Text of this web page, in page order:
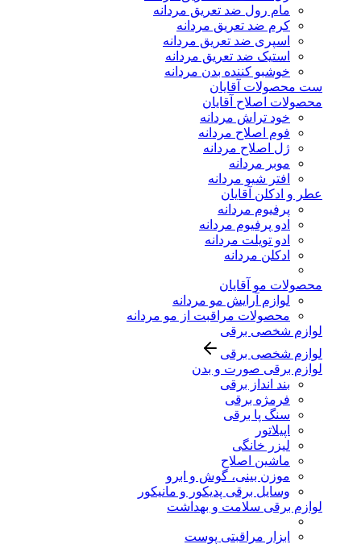
مام رول ضد تعریق مردانه
کرم ضد تعریق مردانه
اسپری ضد تعریق مردانه
استیک ضد تعریق مردانه
خوشبو کننده بدن مردانه
ست محصولات آقایان
محصولات اصلاح آقایان
خود تراش مردانه
فوم اصلاح مردانه
ژل اصلاح مردانه
موبر مردانه
افتر شیو مردانه
عطر و ادکلن آقایان
پرفیوم مردانه
ادو پرفیوم مردانه
ادو تویلت مردانه
ادکلن مردانه
محصولات مو آقایان
لوازم آرایش مو مردانه
محصولات مراقبت از مو مردانه
لوازم شخصی برقی
لوازم شخصی برقی
لوازم برقی صورت و بدن
بند انداز برقی
فرمژه برقی
سنگ پا برقی
اپیلاتور
لیزر خانگی
ماشین اصلاح
موزن بینی، گوش و ابرو
وسایل برقی پدیکور و مانیکور
لوازم برقی سلامت و بهداشت
ابزار مراقبتی پوست